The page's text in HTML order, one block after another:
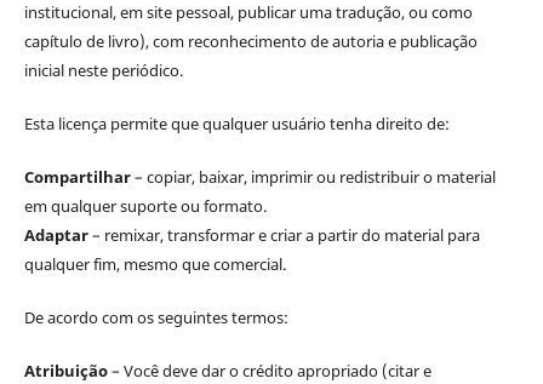
institucional, em site pessoal, publicar uma tradução, ou como
capítulo de livro), com reconhecimento de autoria e publicação
inicial neste periódico.
Esta licença permite que qualquer usuário tenha direito de:
Compartilhar– copiar, baixar, imprimir ou redistribuir o material
em qualquer suporte ou formato.
Adaptar– remixar, transformar e criar a partir do material para
qualquer fim, mesmo que comercial.
De acordo com os seguintes termos:
Atribuição– Você deve dar o crédito apropriado (citar e